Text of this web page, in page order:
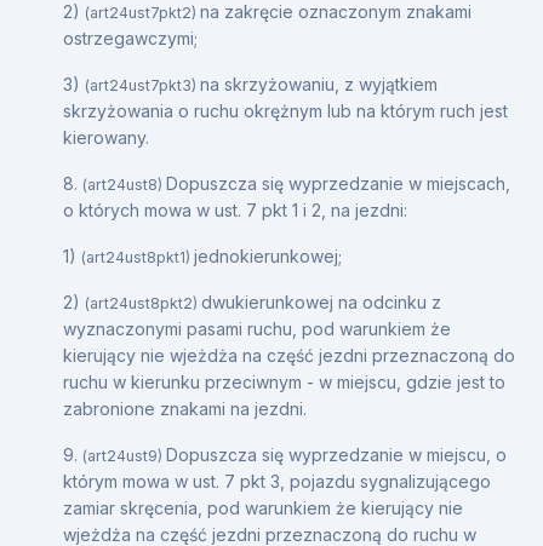
2) (art24ust7pkt2) na zakręcie oznaczonym znakami
ostrzegawczymi;
3) (art24ust7pkt3) na skrzyżowaniu, z wyjątkiem
skrzyżowania o ruchu okrężnym lub na którym ruch jest
kierowany.
8. (art24ust8) Dopuszcza się wyprzedzanie w miejscach,
o których mowa w ust. 7 pkt 1 i 2, na jezdni:
1) (art24ust8pkt1) jednokierunkowej;
2) (art24ust8pkt2) dwukierunkowej na odcinku z
wyznaczonymi pasami ruchu, pod warunkiem że
kierujący nie wjeżdża na część jezdni przeznaczoną do
ruchu w kierunku przeciwnym - w miejscu, gdzie jest to
zabronione znakami na jezdni.
9. (art24ust9) Dopuszcza się wyprzedzanie w miejscu, o
którym mowa w ust. 7 pkt 3, pojazdu sygnalizującego
zamiar skręcenia, pod warunkiem że kierujący nie
wjeżdża na część jezdni przeznaczoną do ruchu w